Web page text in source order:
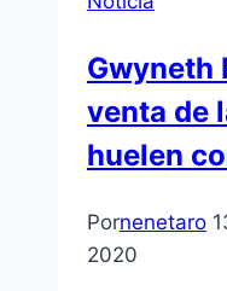
Gwyneth
venta de
huelen
Pornenetaro
2020